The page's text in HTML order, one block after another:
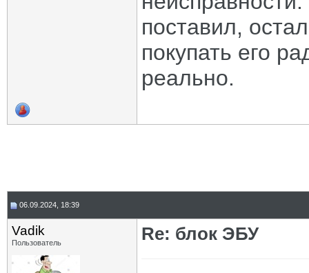
поставил,
покупать его
реально.
06.09.2024, 18:39
Vadik
Пользователь Re: блок ЭБУ